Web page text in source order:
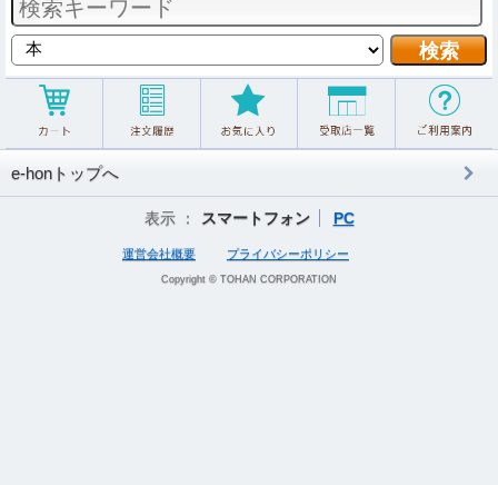
e-honトップへ
表示 ： スマートフォン PC
運営会社概要 プライバシーポリシー
Copyright © TOHAN CORPORATION